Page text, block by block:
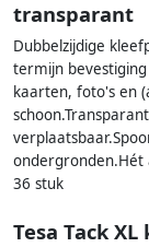
transparant
Dubbelzijdige
termijn
kaarten, foto's en
36 stuk
Tesa Tack